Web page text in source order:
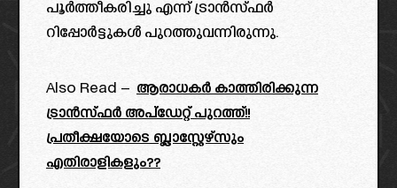
പൂർത്തീകരിച്ചു എന്ന് ട്രാൻസ്ഫർ
റിപ്പോർട്ടുകൾ പുറത്തുവന്നിരുന്നു.
Also Read – ആരാധകർ കാത്തിരിക്കുന്ന
ട്രാൻസ്ഫർ അപ്ഡേറ്റ് പുറത്ത്!!
പ്രതീക്ഷയോടെ ബ്ലാസ്റ്റേഴ്‌സും
എതിരാളികളും??